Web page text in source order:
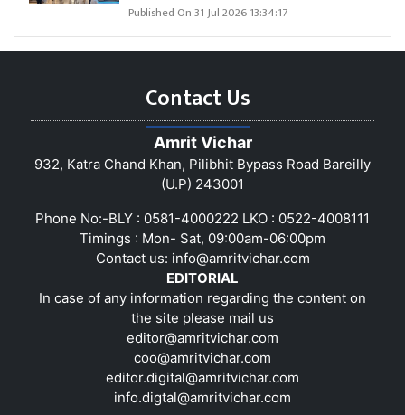
Published On 31 Jul 2026 13:34:17
Contact Us
Amrit Vichar
932, Katra Chand Khan, Pilibhit Bypass Road Bareilly
(U.P) 243001
Phone No:-BLY : 0581-4000222 LKO : 0522-4008111
Timings : Mon- Sat, 09:00am-06:00pm
Contact us: info@amritvichar.com
EDITORIAL
In case of any information regarding the content on
the site please mail us
editor@amritvichar.com
coo@amritvichar.com
editor.digital@amritvichar.com
info.digtal@amritvichar.com